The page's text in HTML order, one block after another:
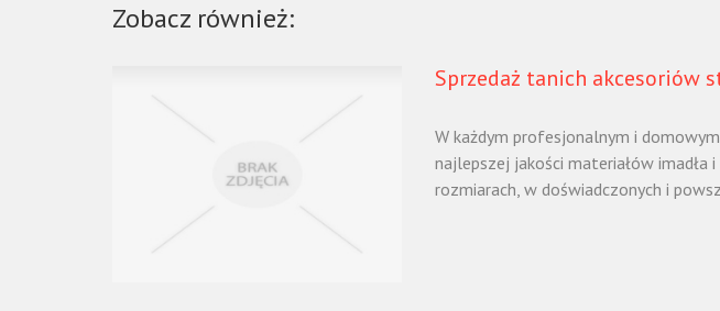
Zobacz również:
Sprzedaż tanich akcesoriów
W każdym profesjonalnym i
najlepszej jakości materiałów imadła
rozmiarach, w doświadczonych i